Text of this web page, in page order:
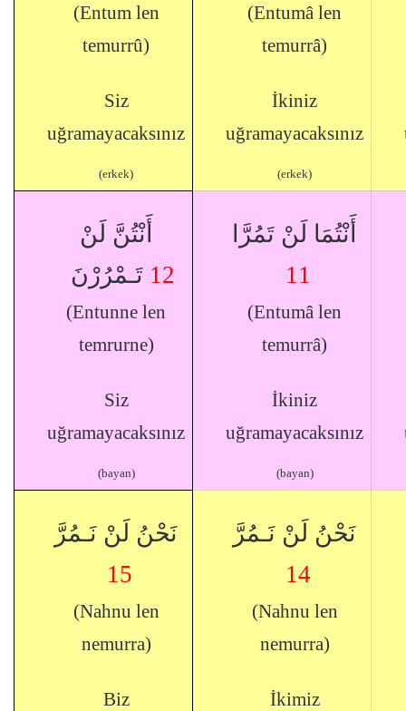
(Entum len
temurrû)
Siz
uğramayacaksınız
(erkek)
(Entumâ len
temurrâ)
İkiniz
uğramayacaksınız
(erkek)
أَنْتُنَّ لَنْ
تَـمْرُرْنَ 12
(Entunne len
temrurne)
Siz
uğramayacaksınız
(bayan)
أَنْتُمَا لَنْ تَمُرَّا
11
(Entumâ len
temurrâ)
İkiniz
uğramayacaksınız
(bayan)
نَحْنُ لَنْ نَـمُرَّ
15
(Nahnu len
nemurra)
Biz
نَحْنُ لَنْ نَـمُرَّ
14
(Nahnu len
nemurra)
İkimiz